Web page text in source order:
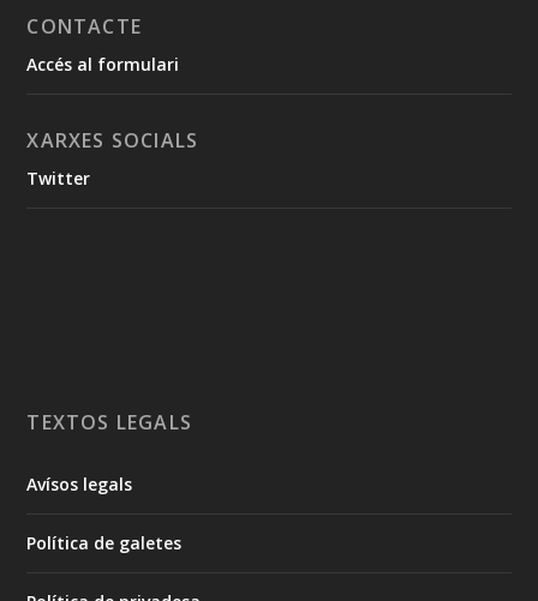
CONTACTE
Accés al formulari
XARXES SOCIALS
Twitter
TEXTOS LEGALS
Avísos legals
Política de galetes